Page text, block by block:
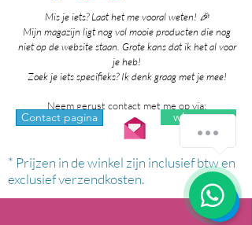
Mis je iets? Laat het me vooral weten! 🎉
Mijn magazijn ligt nog vol mooie producten die nog
niet op de website staan. Grote kans dat ik het al voor
je heb!
Zoek je iets specifieks? Ik denk graag met je mee!
Neem gerust contact met me op via:
Contact pagina whatsapp
* Prijzen in de winkel zijn inclusief btw en
exclusief verzendkosten.